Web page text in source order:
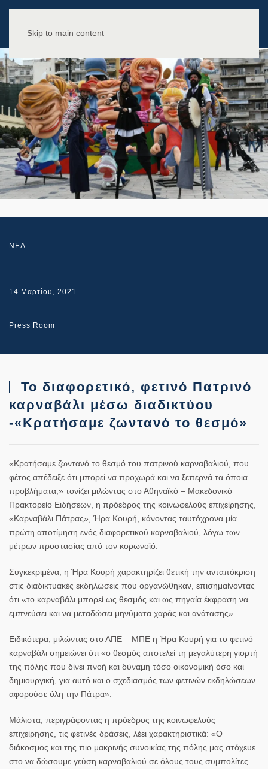
Skip to main content
NEA
14 Μαρτίου, 2021
Press Room
Το διαφορετικό, φετινό Πατρινό
καρναβάλι μέσω διαδικτύου
-«Κρατήσαμε ζωντανό το θεσμό»
«Κρατήσαμε ζωντανό το θεσμό του πατρινού καρναβαλιού, που
φέτος απέδειξε ότι μπορεί να προχωρά και να ξεπερνά τα όποια
προβλήματα,» τονίζει μιλώντας στο Αθηναϊκό – Μακεδονικό
Πρακτορείο Ειδήσεων, η πρόεδρος της κοινωφελούς επιχείρησης,
«Καρναβάλι Πάτρας», Ήρα Κουρή, κάνοντας ταυτόχρονα μία
πρώτη αποτίμηση ενός διαφορετικού καρναβαλιού, λόγω των
μέτρων προστασίας από τον κορωνοϊό.
Συγκεκριμένα, η Ήρα Κουρή χαρακτηρίζει θετική την ανταπόκριση
στις διαδικτυακές εκδηλώσεις που οργανώθηκαν, επισημαίνοντας
ότι «το καρναβάλι μπορεί ως θεσμός και ως πηγαία έκφραση να
εμπνεύσει και να μεταδώσει μηνύματα χαράς και ανάτασης».
Ειδικότερα, μιλώντας στο ΑΠΕ – ΜΠΕ η Ήρα Κουρή για το φετινό
καρναβάλι σημειώνει ότι «ο θεσμός αποτελεί τη μεγαλύτερη γιορτή
της πόλης που δίνει πνοή και δύναμη τόσο οικονομική όσο και
δημιουργική, για αυτό και ο σχεδιασμός των φετινών εκδηλώσεων
αφορούσε όλη την Πάτρα».
Μάλιστα, περιγράφοντας η πρόεδρος της κοινωφελούς
επιχείρησης, τις φετινές δράσεις, λέει χαρακτηριστικά: «Ο
διάκοσμος και της πιο μακρινής συνοικίας της πόλης μας στόχευε
στο να δώσουμε γεύση καρναβαλιού σε όλους τους συμπολίτες